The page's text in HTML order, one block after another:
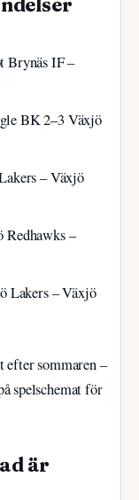
Brynäs IF –
BK 2–3 Växjö
– Växjö
–
Lakers – Växjö
efter sommaren –
spelschemat för
är